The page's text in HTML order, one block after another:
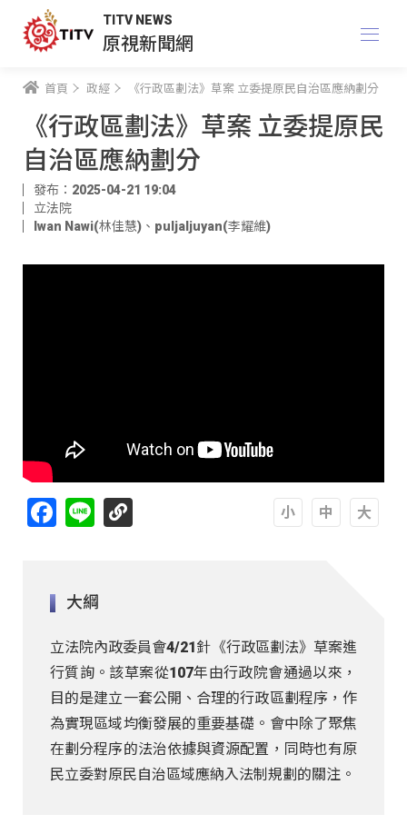
TITV NEWS
原視新聞網
首頁 政經 《行政區劃法》草案 立委提原民自治區應納劃分
《行政區劃法》草案 立委提原民
自治區應納劃分
發布：2025-04-21 19:04
立法院
Iwan Nawi(林佳慧) 、 puljaljuyan(李耀維)
Facebook
Line
大綱
立法院內政委員會4/21針《行政區劃法》草案進
行質詢。該草案從107年由行政院會通過以來，
目的是建立一套公開、合理的行政區劃程序，作
為實現區域均衡發展的重要基礎。會中除了聚焦
在劃分程序的法治依據與資源配置，同時也有原
民立委對原民自治區域應納入法制規劃的關注。